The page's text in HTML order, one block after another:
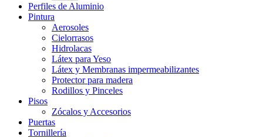
Perfiles de Aluminio
Pintura
Aerosoles
Cielorrasos
Hidrolacas
Látex para Yeso
Látex y Membranas impermeabilizantes
Protector para madera
Rodillos y Pinceles
Pisos
Zócalos y Accesorios
Puertas
Tornillería